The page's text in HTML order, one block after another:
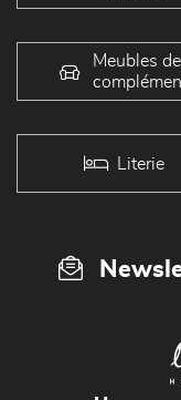
Meubles de
Literie